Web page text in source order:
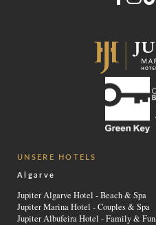
UNSERE HOTELS
Algarve
Jupiter Algarve Hotel - Beach & Spa
Jupiter Marina Hotel - Couples & Spa
Jupiter Albufeira Hotel - Family & Fun